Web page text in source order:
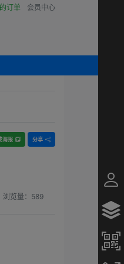
订单 会员中心
海报 分享
浏览量： 589